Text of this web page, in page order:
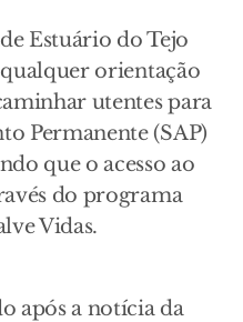
Estuário do Tejo
orientação
utentes para
Permanente (SAP)
que o acesso ao
do programa
Vidas.
após a notícia da